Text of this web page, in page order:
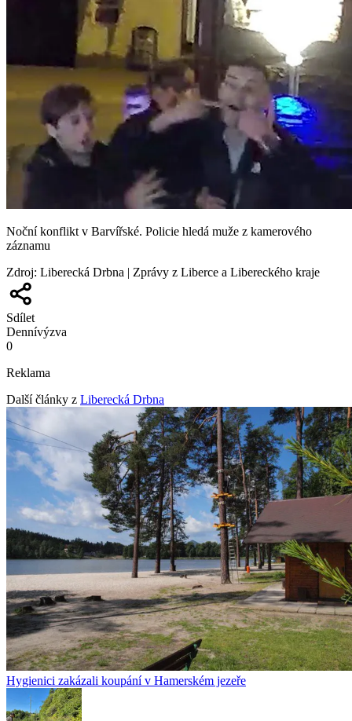
Noční konflikt v Barvířské. Policie hledá muže z kamerového
záznamu
Zdroj: Liberecká Drbna | Zprávy z Liberce a Libereckého kraje
Sdílet
Dennívýzva
0
Reklama
Další články z Liberecká Drbna
Hygienici zakázali koupání v Hamerském jezeře